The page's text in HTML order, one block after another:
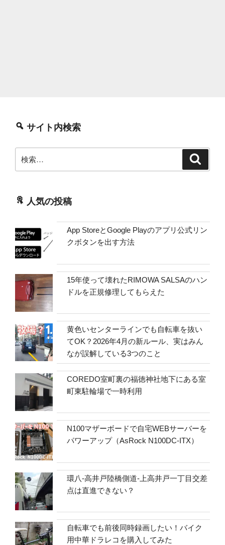
サイト内検索
索:
人気の投稿
App StoreとGoogle Playのアプリ公式リン
クボタンを出す方法
15年使って壊れたRIMOWA SALSAのハン
ドルを正規修理してもらえた
黄色いセンターラインでも自転車を抜い
てOK？2026年4月の新ルール、実はみん
なが誤解している3つのこと
COREDO室町裏の福徳神社地下にある室
町東駐輪場で一時利用
N100マザーボードで自宅WEBサーバーを
パワーアップ（AsRock N100DC-ITX）
環八-高井戸陸橋側道-上高井戸一丁目交差
点は直進できない？
自転車でも前後同時録画したい！バイク
用中華ドラレコを購入してみた